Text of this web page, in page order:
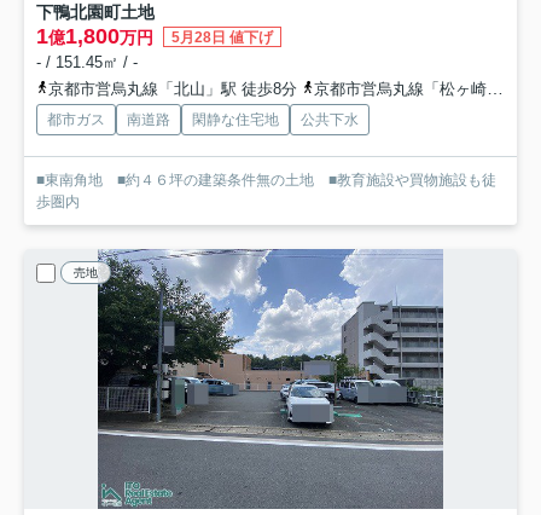
下鴨北園町土地
1億1,800万円 5月28日 値下げ
- / 151.45㎡ / -
京都市営烏丸線「北山」駅 徒歩8分
京都市営烏丸線「松ヶ崎」駅 徒歩13分
都市ガス 南道路 閑静な住宅地 公共下水
■東南角地 ■約４６坪の建築条件無の土地 ■教育施設や買物施設も徒
歩圏内
売地